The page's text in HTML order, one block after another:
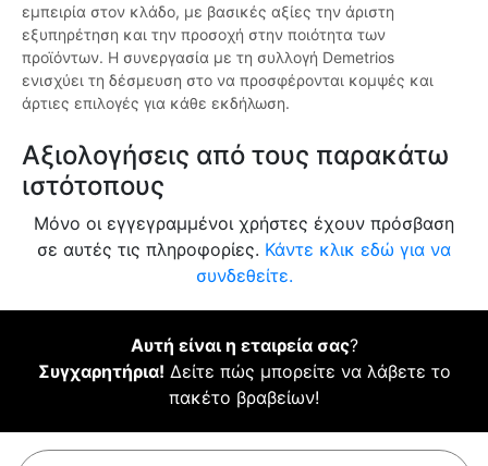
εμπειρία στον κλάδο, με βασικές αξίες την άριστη
εξυπηρέτηση και την προσοχή στην ποιότητα των
προϊόντων. Η συνεργασία με τη συλλογή Demetrios
ενισχύει τη δέσμευση στο να προσφέρονται κομψές και
άρτιες επιλογές για κάθε εκδήλωση.
Αξιολογήσεις από τους παρακάτω
ιστότοπους
Μόνο οι εγγεγραμμένοι χρήστες έχουν πρόσβαση
σε αυτές τις πληροφορίες. Κάντε κλικ εδώ για να
συνδεθείτε.
Αυτή είναι η εταιρεία σας?
Συγχαρητήρια! Δείτε πώς μπορείτε να λάβετε το
πακέτο βραβείων!